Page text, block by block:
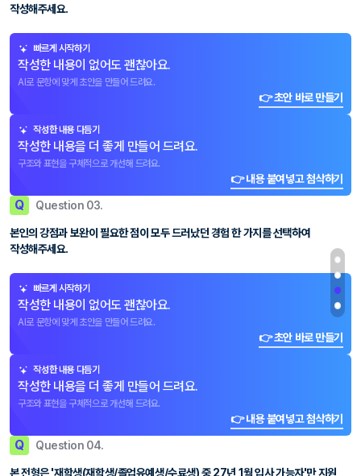
작성해주세요.
빠르게 시작하기
작성한 내용이 없어도 괜찮아요.
AI로 문항에 맞게 초안을 만들어 드려요.
👉 초안 바로 만들기
작성한 내용 다듬기
작성한 내용을 더 좋게 만들어 드려요.
구조와 표현을 구체적으로 개선해 드려요.
👉 내용 붙여넣고 첨삭하기
Q Question 03.
본인의 강점과 보완이 필요한 점이 모두 드러났던 경험 한 가지를 선택하여
작성해주세요.
빠르게 시작하기
작성한 내용이 없어도 괜찮아요.
AI로 문항에 맞게 초안을 만들어 드려요.
👉 초안 바로 만들기
작성한 내용 다듬기
작성한 내용을 더 좋게 만들어 드려요.
구조와 표현을 구체적으로 개선해 드려요.
👉 내용 붙여넣고 첨삭하기
Q Question 04.
본 전형은 '재학생(재학생/졸업유예생/수료생) 중 27년 1월 입사 가능자'만 지원